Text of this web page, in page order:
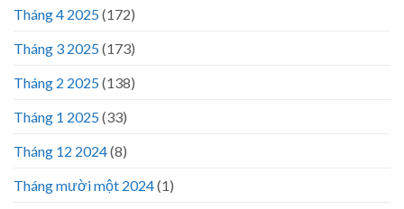
Tháng 4 2025(172)
Tháng 3 2025(173)
Tháng 2 2025(138)
Tháng 1 2025(33)
Tháng 12 2024(8)
Tháng mười một 2024(1)